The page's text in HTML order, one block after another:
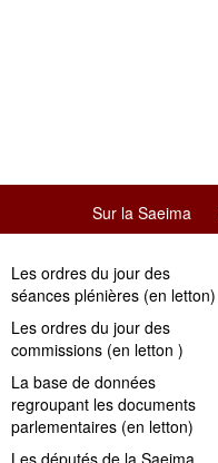
Sur la Saeima
Les ordres du jour des
séances plénières (en letton)
Les ordres du jour des
commissions (en letton )
La base de données
regroupant les documents
parlementaires (en letton)
Les députés de la Saeima